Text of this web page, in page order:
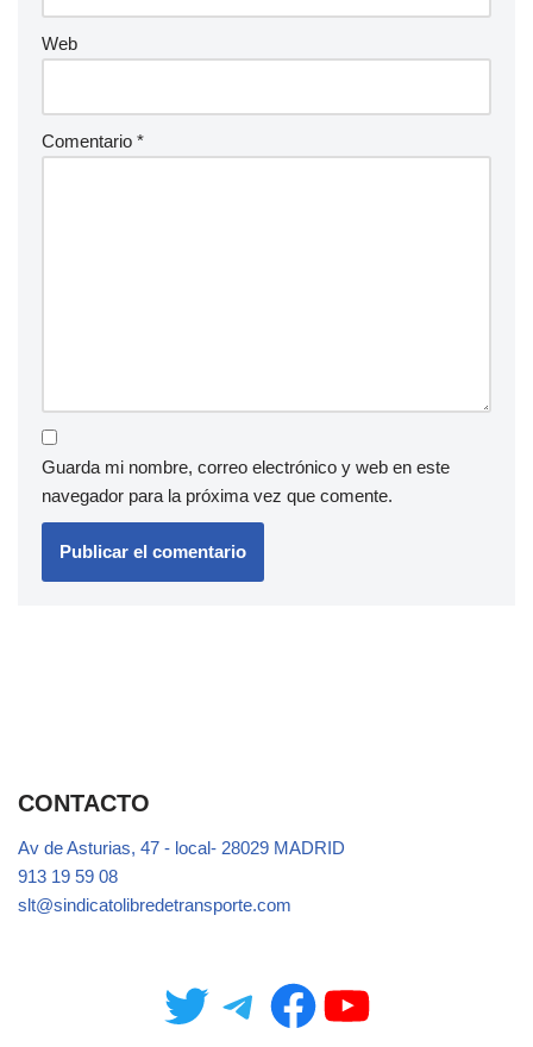
Web
Comentario *
Guarda mi nombre, correo electrónico y web en este
navegador para la próxima vez que comente.
CONTACTO
Av de Asturias, 47 - local- 28029 MADRID
913 19 59 08
slt@sindicatolibredetransporte.com